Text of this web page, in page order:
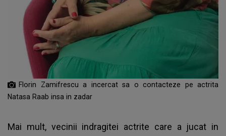
Florin Zamifrescu a incercat sa o contacteze pe actrita
Natasa Raab insa in zadar
Mai mult, vecinii indragitei actrite care a jucat in